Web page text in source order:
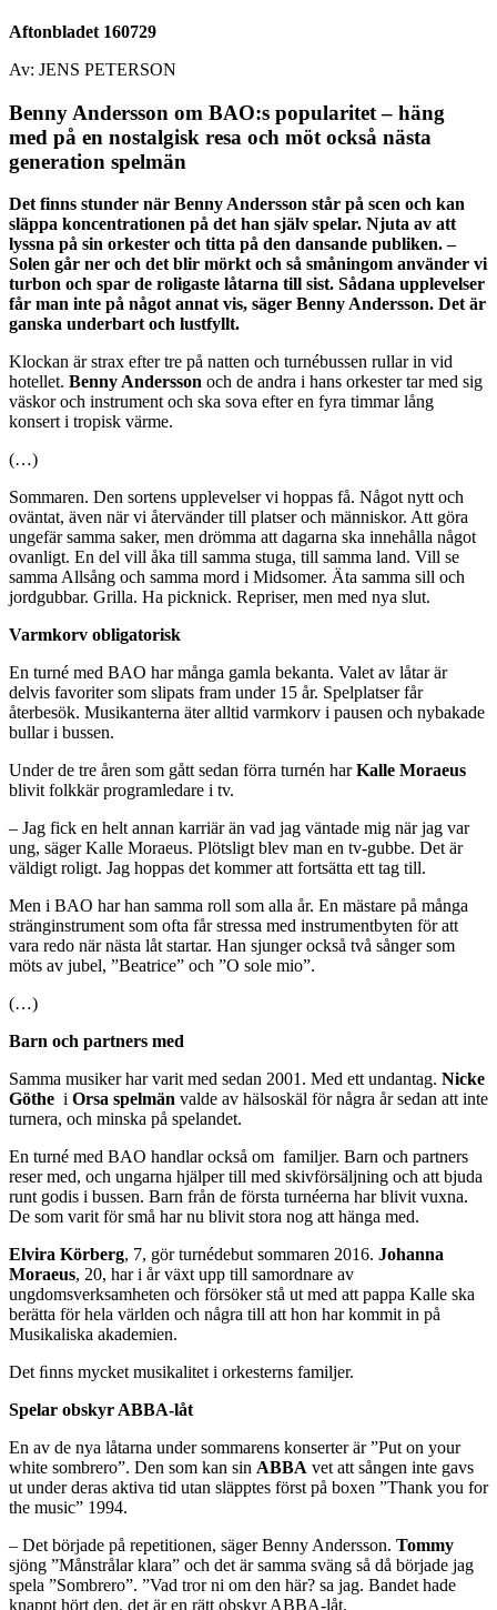
Aftonbladet 160729
Av: JENS PETERSON
Benny Andersson om BAO:s popularitet – häng
med på en nostalgisk resa och möt också nästa
generation spelmän
Det finns stunder när Benny Andersson står på scen och kan
släppa koncentrationen på det han själv spelar. Njuta av att
lyssna på sin orkester och titta på den dansande publiken. –
Solen går ner och det blir mörkt och så småningom använder vi
turbon och spar de roligaste låtarna till sist. Sådana upplevelser
får man inte på något annat vis, säger Benny Andersson. Det är
ganska underbart och lustfyllt.
Klockan är strax efter tre på natten och turnébussen rullar in vid
hotellet. Benny Andersson och de andra i hans orkester tar med sig
väskor och instrument och ska sova efter en fyra timmar lång
konsert i tropisk värme.
(…)
Sommaren. Den sortens upplevelser vi hoppas få. Något nytt och
oväntat, även när vi återvänder till platser och människor. Att göra
ungefär samma saker, men drömma att dagarna ska innehålla något
ovanligt. En del vill åka till samma stuga, till samma land. Vill se
samma Allsång och samma mord i Midsomer. Äta samma sill och
jordgubbar. Grilla. Ha picknick. Repriser, men med nya slut.
Varmkorv obligatorisk
En turné med BAO har många gamla bekanta. Valet av låtar är
delvis favoriter som slipats fram under 15 år. Spelplatser får
återbesök. Musikanterna äter alltid varmkorv i pausen och nybakade
bullar i bussen.
Under de tre åren som gått sedan förra turnén harKalle Moraeus
blivit folkkär programledare i tv.
– Jag fick en helt annan karriär än vad jag väntade mig när jag var
ung, säger Kalle Moraeus. Plötsligt blev man en tv-gubbe. Det är
väldigt roligt. Jag hoppas det kommer att fortsätta ett tag till.
Men i BAO har han samma roll som alla år. En mästare på många
stränginstrument som ofta får stressa med instrumentbyten för att
vara redo när nästa låt startar. Han sjunger också två sånger som
möts av jubel, ”Beatrice” och ”O sole mio”.
(…)
Barn och partners med
Samma musiker har varit med sedan 2001. Med ett undantag. Nicke
Göthe i Orsa spelmän valde av hälsoskäl för några år sedan att inte
turnera, och minska på spelandet.
En turné med BAO handlar också om familjer. Barn och partners
reser med, och ungarna hjälper till med skivförsäljning och att bjuda
runt godis i bussen. Barn från de första turnéerna har blivit vuxna.
De som varit för små har nu blivit stora nog att hänga med.
Elvira Körberg, 7, gör turnédebut sommaren 2016. Johanna
Moraeus, 20, har i år växt upp till samordnare av
ungdomsverksamheten och försöker stå ut med att pappa Kalle ska
berätta för hela världen och några till att hon har kommit in på
Musikaliska akademien.
Det ﬁnns mycket musikalitet i orkesterns familjer.
Spelar obskyr ABBA-låt
En av de nya låtarna under sommarens konserter är ”Put on your
white sombrero”. Den som kan sin ABBA vet att sången inte gavs
ut under deras aktiva tid utan släpptes först på boxen ”Thank you for
the music” 1994.
– Det började på repetitionen, säger Benny Andersson. Tommy
sjöng ”Månstrålar klara” och det är samma sväng så då började jag
spela ”Sombrero”. ”Vad tror ni om den här? sa jag. Bandet hade
knappt hört den, det är en rätt obskyr ABBA-låt.